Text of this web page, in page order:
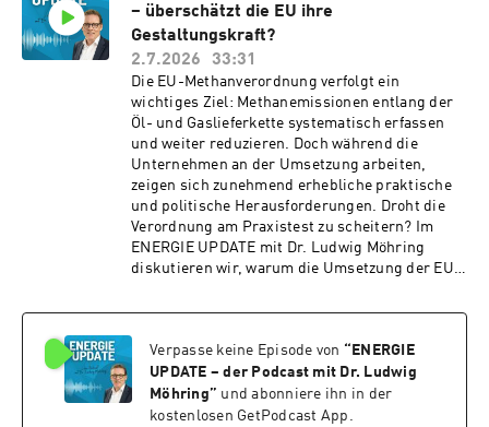
Füllstände der Gasspeicher verwechselt werden
darf und welche Lehren aus den Energiekrisen
der vergangenen Jahre gezogen werden
müssen. Außerdem sprechen wir darüber, wie
groß eine nationale Gasreserve sein sollte, wer
die Kosten tragen sollte und wo die Grenzen
staatlicher Vorsorge liegen. Wir diskutieren,
welche Rolle Marktmechanismen künftig bei
der Speicherbefüllung spielen sollten und
warum eine resiliente Gasversorgung mehr
braucht als eine strategische Reserve – nämlich
eine langfristige Gasversorgungsstrategie,
sichere Importstrukturen und eine ehrliche
Frage, wie Deutschland seine Gasversorgung
krisenfest aufstellen kann.
– überschätzt die EU ihre
Gestaltungskraft?
2.7.2026
33:31
Die EU-Methanverordnung verfolgt ein
wichtiges Ziel: Methanemissionen entlang der
Öl- und Gaslieferkette systematisch erfassen
und weiter reduzieren. Doch während die
Unternehmen an der Umsetzung arbeiten,
zeigen sich zunehmend erhebliche praktische
und politische Herausforderungen. Droht die
Verordnung am Praxistest zu scheitern? Im
ENERGIE UPDATE mit Dr. Ludwig Möhring
diskutieren wir, warum die Umsetzung der EU-
Stocken gerät, welche praktischen Hürden
müssen und weshalb jetzt nachgebessert
werden muss. Wir sprechen darüber, welche
Anforderungen sich in der Praxis als bislang
schwer umsetzbar erweisen, warum
Verpasse keine Episode von “ ENERGIE
UPDATE – der Podcast mit Dr. Ludwig
Möhring” und abonniere ihn in der
kostenlosen GetPodcast App.